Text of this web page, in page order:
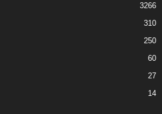
3266
310
250
60
27
14